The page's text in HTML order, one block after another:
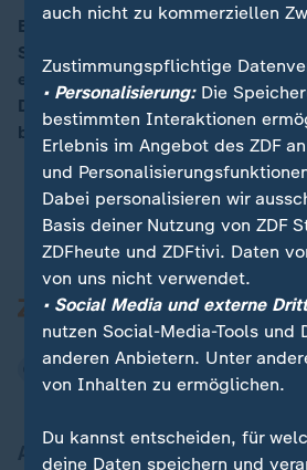
00:05
Es ist nie zu spät ! Beweist
Spielfilm-Erstling. Eine
eine Reise von Cannes nach Paris
Diane Lane und Alec Baldwin in
bezaubernden Sommerkomödie.
Aktuell bei ZDFheute
auch nicht zu kommerziellen
Zustimmungspflichtige
• Personalisierung:Die
bestimmten Interaktionen
Erlebnis im Angebot des ZDF
und
Dabei personalisieren wir
Basis deiner Nutzung von ZDF
ZDFheute und ZDFtivi. Daten
von uns nicht verwendet.
• Social Media und externe
nutzen Social-Media-Tools und
anderen Anbietern. Unter
von Inhalten zu ermöglichen.
Du kannst entscheiden, für
deine Daten speichern und